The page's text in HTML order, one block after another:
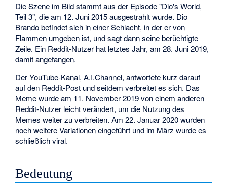
Die Szene im Bild stammt aus der Episode "Dio's World,
Teil 3", die am 12. Juni 2015 ausgestrahlt wurde. Dio
Brando befindet sich in einer Schlacht, in der er von
Flammen umgeben ist, und sagt dann seine berüchtigte
Zeile. Ein Reddit-Nutzer hat letztes Jahr, am 28. Juni 2019,
damit angefangen.
Der YouTube-Kanal, A.I.Channel, antwortete kurz darauf
auf den Reddit-Post und seitdem verbreitet es sich. Das
Meme wurde am 11. November 2019 von einem anderen
Reddit-Nutzer leicht verändert, um die Nutzung des
Memes weiter zu verbreiten. Am 22. Januar 2020 wurden
noch weitere Variationen eingeführt und im März wurde es
schließlich viral.
Bedeutung